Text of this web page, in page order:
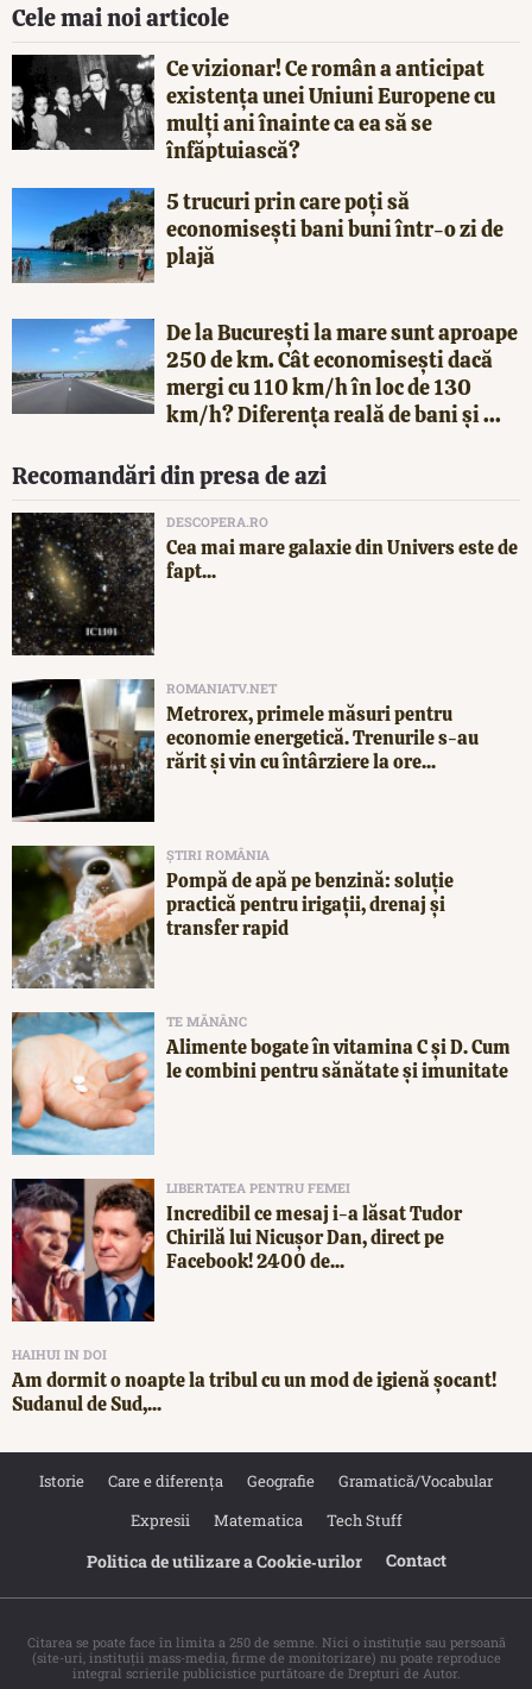
Cele mai noi articole
Ce vizionar! Ce român a anticipat
existența unei Uniuni Europene cu
mulți ani înainte ca ea să se
înfăptuiască?
5 trucuri prin care poți să
economisești bani buni într-o zi de
plajă
De la București la mare sunt aproape
250 de km. Cât economisești dacă
mergi cu 110 km/h în loc de 130
km/h? Diferența reală de bani și ...
Recomandări din presa de azi
DESCOPERA.RO
Cea mai mare galaxie din Univers este de
fapt...
ROMANIATV.NET
Metrorex, primele măsuri pentru
economie energetică. Trenurile s-au
rărit și vin cu întârziere la ore...
ȘTIRI ROMÂNIA
Pompă de apă pe benzină: soluție
practică pentru irigații, drenaj și
transfer rapid
TE MĂNÂNC
Alimente bogate în vitamina C și D. Cum
le combini pentru sănătate și imunitate
LIBERTATEA PENTRU FEMEI
Incredibil ce mesaj i-a lăsat Tudor
Chirilă lui Nicușor Dan, direct pe
Facebook! 2400 de...
HAIHUI IN DOI
Am dormit o noapte la tribul cu un mod de igienă șocant!
Sudanul de Sud,...
Istorie Care e diferența Geografie
Gramatică/Vocabular
Expresii
Matematica Tech Stuff
Politica de utilizare a Cookie‐urilor Contact
Citarea se poate face în limita a 250 de semne. Nici o instituţie sau persoană
(site-uri, instituţii mass-media, firme de monitorizare) nu poate reproduce
integral scrierile publicistice purtătoare de Drepturi de Autor.